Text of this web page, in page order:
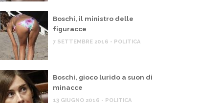
,IL MIO BLOG, NEI MEANDRI DELLA MENTE
del Greco. Madre uccide figlio di 2
lo annega in mare
Boschi, il ministro delle
figuracce
7 SETTEMBRE 2016 - POLITICA
Boschi, gioco lurido a suon di
minacce
13 GIUGNO 2016 - POLITICA